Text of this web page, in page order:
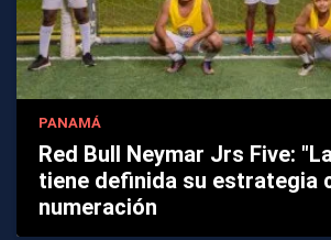
PANAMÁ
Red Bull Neymar Jrs Five:
tiene definida su estrategia
numeración